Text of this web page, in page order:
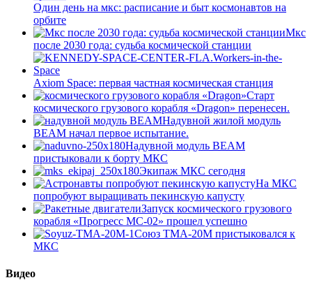
Один день на мкс: расписание и быт космонавтов на
орбите
Мкс
после 2030 года: судьба космической станции
Axiom Space: первая частная космическая станция
Старт
космического грузового корабля «Dragon» перенесен.
Надувной жилой модуль
BEAM начал первое испытание.
Надувной модуль BEAM
пристыковали к борту МКС
Экипаж МКС сегодня
На МКС
попробуют выращивать пекинскую капусту
Запуск космического грузового
корабля «Прогресс МС-02» прошел успешно
Союз ТМА-20М пристыковался к
МКС
Видео